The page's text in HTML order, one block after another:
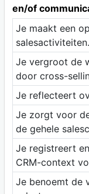
en/of
Je maakt een
salesactiviteiten.
Je vergroot de
door cross-
Je reflecteert
Je zorgt voor
de gehele
Je registreert
CRM-context
Je benoemt de